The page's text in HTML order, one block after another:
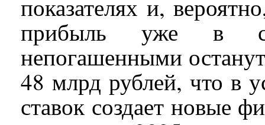
показателях и,
прибыль уже в
непогашенными
48 млрд рублей, что в
ставок создает новые